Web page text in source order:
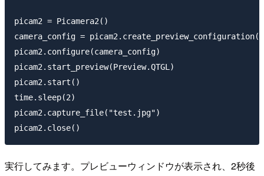
picam2 = Picamera2()
camera_config = picam2.create_preview_configuration()
picam2.configure(camera_config)
picam2.start_preview(Preview.QTGL)
picam2.start()
time.sleep(2)
picam2.capture_file("test.jpg")
実行してみます。プレビューウィンドウが表示され、2秒後